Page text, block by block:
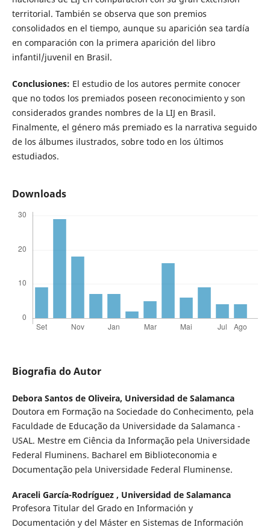
territorial. También se observa que son premios
consolidados en el tiempo, aunque su aparición sea tardía
en comparación con la primera aparición del libro
infantil/juvenil en Brasil.
Conclusiones: El estudio de los autores permite conocer
que no todos los premiados poseen reconocimiento y son
considerados grandes nombres de la LIJ en Brasil.
Finalmente, el género más premiado es la narrativa seguido
de los álbumes ilustrados, sobre todo en los últimos
estudiados.
Downloads
Biografia do Autor
Debora Santos de Oliveira, Universidad de Salamanca
Doutora em Formação na Sociedade do Conhecimento, pela
Faculdade de Educação da Universidade da Salamanca -
USAL. Mestre em Ciência da Informação pela Universidade
Federal Fluminens. Bacharel em Biblioteconomia e
Documentação pela Universidade Federal Fluminense.
Araceli García-Rodríguez , Universidad de Salamanca
Profesora Titular del Grado en Información y
Documentación y del Máster en Sistemas de Información